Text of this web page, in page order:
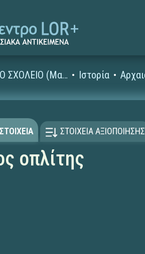
ΨΗΦΙΑΚΟ ΣΧΟΛΕΙΟ (Μαθησιακά Αντικείμενα) Ιστορία
ΣΤΟΙΧΕΙΑ ΑΞΙΟΠΟΙΗΣΗΣ
οπλίτης